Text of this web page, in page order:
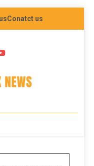
Conatct us
NEWS